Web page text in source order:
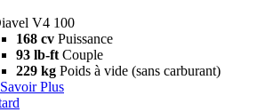
V4 100
168 cv Puissance
93 lb-ft Couple
229 kg Poids à vide (sans carburant)
Plus